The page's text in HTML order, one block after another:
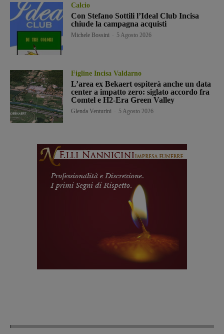
Calcio
Con Stefano Sottili l’Ideal Club Incisa
chiude la campagna acquisti
Michele Bossini 5 Agosto 2026
Figline Incisa Valdarno
L’area ex Bekaert ospiterà anche un data
center a impatto zero: siglato accordo fra
Comtel e H2-Era Green Valley
Glenda Venturini 5 Agosto 2026